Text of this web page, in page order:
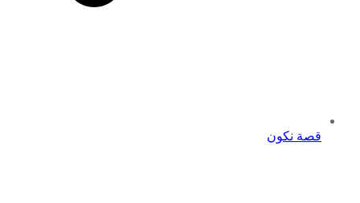
قصة نكون